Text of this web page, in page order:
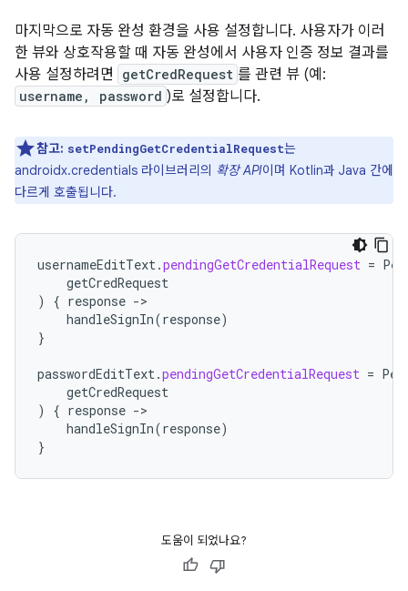
마지막으로 자동 완성 환경을 사용 설정합니다. 사용자가 이러
한 뷰와 상호작용할 때 자동 완성에서 사용자 인증 정보 결과를
사용 설정하려면
getCredRequest 를 관련 뷰 (예:
username, password )로 설정합니다.
참고: setPendingGetCredentialRequest는
androidx.credentials 라이브러리의 확장 API이며 Kotlin과 Java 간에
다르게 호출됩니다.
usernameEditText.pendingGetCredentialRequest =
getCredRequest
)
{ response -
handleSignIn(response)
}
passwordEditText.pendingGetCredentialRequest =
getCredRequest
)
{ response -
handleSignIn(response)
}
도움이 되었나요?